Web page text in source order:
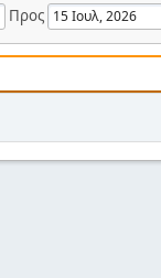
Προς